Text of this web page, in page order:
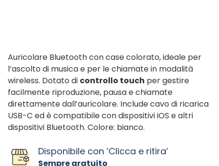
Auricolare Bluetooth con case colorato, ideale per
l’ascolto di musica e per le chiamate in modalità
wireless. Dotato di controllo touch per gestire
facilmente riproduzione, pausa e chiamate
direttamente dall’auricolare. Include cavo di ricarica
USB-C ed è compatibile con dispositivi iOS e altri
dispositivi Bluetooth. Colore: bianco.
Disponibile con ’Clicca e ritira’
Sempre gratuito